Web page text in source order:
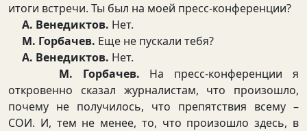
итоги встречи. Ты был на моей пресс-конференции?
А. Венедиктов. Нет.
М. Горбачев. Еще не пускали тебя?
А. Венедиктов. Нет.
М. Горбачев. На пресс-конференции я
откровенно сказал журналистам, что произошло,
почему не получилось, что препятствия всему –
СОИ. И, тем не менее, то, что произошло здесь, в